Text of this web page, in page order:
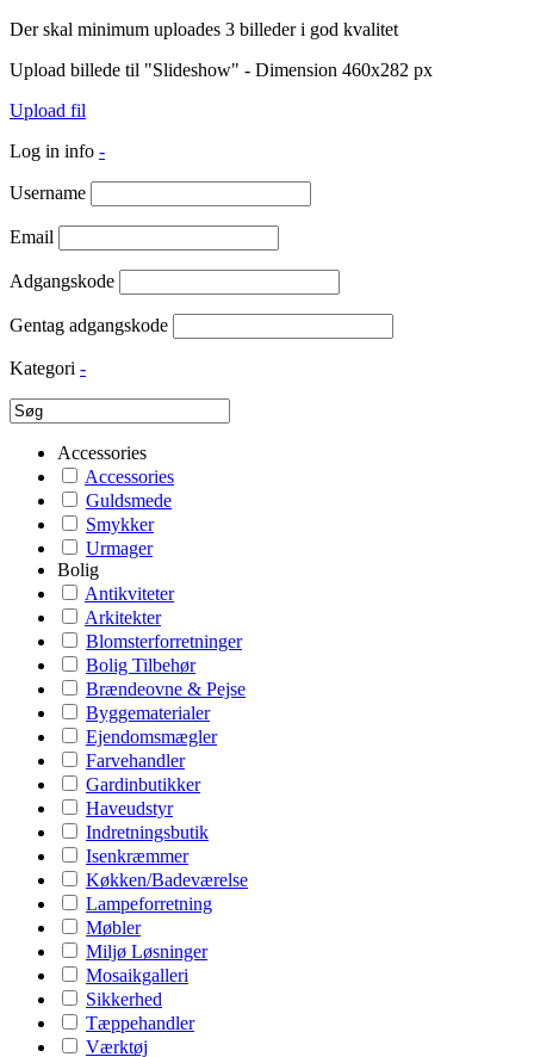
Der skal minimum uploades 3 billeder i god kvalitet
Upload billede til "Slideshow" - Dimension 460x282 px
Upload fil
Log in info -
Username
Email
Adgangskode
Gentag adgangskode
Kategori -
Accessories
Accessories
Guldsmede
Smykker
Urmager
Bolig
Antikviteter
Arkitekter
Blomsterforretninger
Bolig Tilbehør
Brændeovne & Pejse
Byggematerialer
Ejendomsmægler
Farvehandler
Gardinbutikker
Haveudstyr
Indretningsbutik
Isenkræmmer
Køkken/Badeværelse
Lampeforretning
Møbler
Miljø Løsninger
Mosaikgalleri
Sikkerhed
Tæppehandler
Værktøj